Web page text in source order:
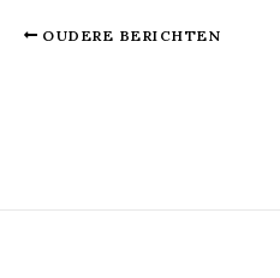
OUDERE BERICHTEN